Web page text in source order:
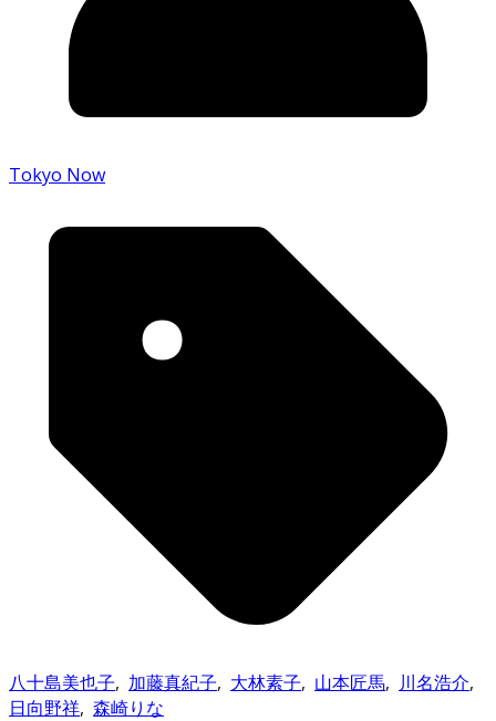
Tokyo Now
八十島美也子, 加藤真紀子, 大林素子, 山本匠馬, 川名浩介,
日向野祥, 森崎りな